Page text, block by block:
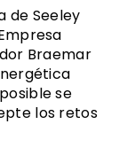
de Seeley
Braemar
se
los retos